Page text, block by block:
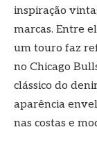
inspiração
marcas. Entre
um touro faz
no Chicago
clássico do
aparência
nas costas e